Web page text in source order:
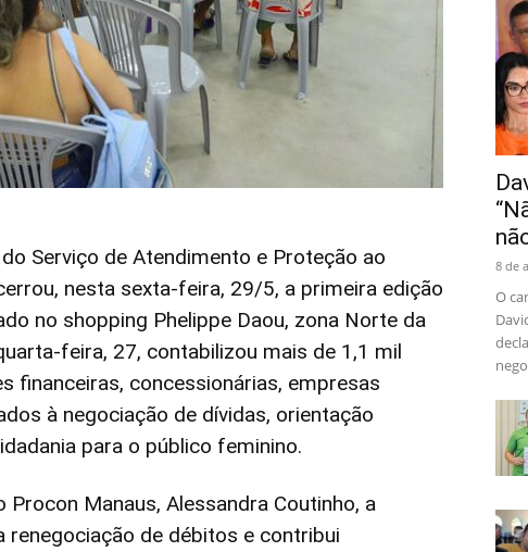
Serviço de Atendimento e Proteção ao
nesta sexta-feira, 29/5, a primeira edição
no shopping Phelippe Daou, zona Norte da
feira, 27, contabilizou mais de 1,1 mil
financeiras, concessionárias, empresas
à negociação de dívidas, orientação
para o público feminino.
Manaus, Alessandra Coutinho, a
renegociação de débitos e contribui
8 de
O